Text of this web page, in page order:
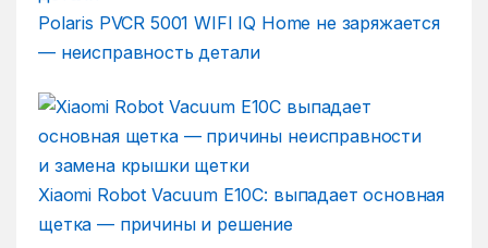
Polaris PVCR 5001 WIFI IQ Home не заряжается
— неисправность детали
Xiaomi Robot Vacuum E10C: выпадает основная
щетка — причины и решение